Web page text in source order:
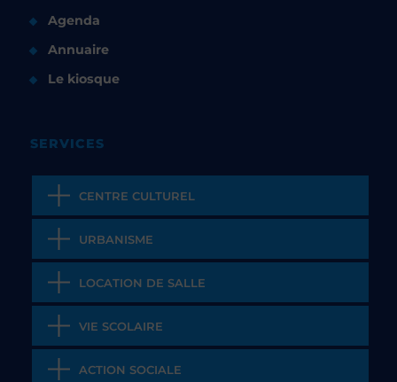
Agenda
Annuaire
Le kiosque
SERVICES
CENTRE CULTUREL
URBANISME
LOCATION DE SALLE
VIE SCOLAIRE
ACTION SOCIALE